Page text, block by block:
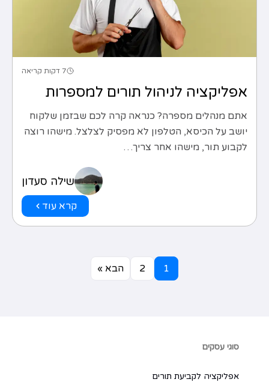
7 דקות קריאה
אפליקציה לניהול תורים למספרות
אתם מנהלים מספרה? כנראה קרה לכם שבזמן שלקוח
יושב על הכיסא, הטלפון לא מפסיק לצלצל. מישהו רוצה
לקבוע תור, מישהו אחר צריך…
קרא עוד
שילה סעדון
1
2 הבא »
סוגי עסקים
אפליקציה לקביעת תורים